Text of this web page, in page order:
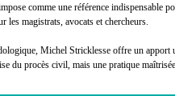
comme une référence indispensable
les magistrats, avocats et chercheurs.
Michel Stricklesse offre un apport
du procès civil, mais une pratique